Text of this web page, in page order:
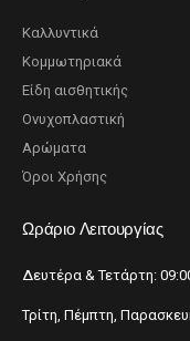
Καλλυντικά
Κομμωτηριακά
Είδη αισθητικής
Ονυχοπλαστική
Αρώματα
Όροι Χρήσης
Ωράριο Λειτουργίας
Δευτέρα & Τετάρτη:
Τρίτη, Πέμπτη,